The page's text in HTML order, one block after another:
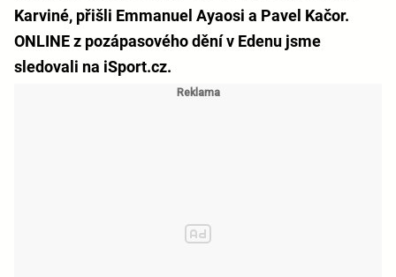
Karviné, přišli Emmanuel Ayaosi a Pavel Kačor.
ONLINE z pozápasového dění v Edenu jsme
sledovali na iSport.cz.